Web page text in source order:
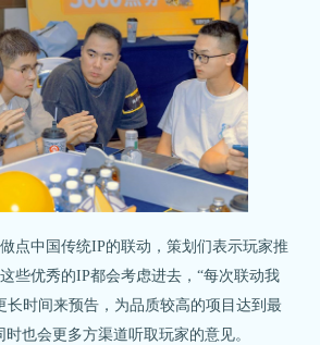
中国传统IP的联动，策划们表示玩家推
些优秀的IP都会考虑进去，“每次联动我
长时间来预告，为品质较高的项目达到最
也会更多方渠道听取玩家的意见。